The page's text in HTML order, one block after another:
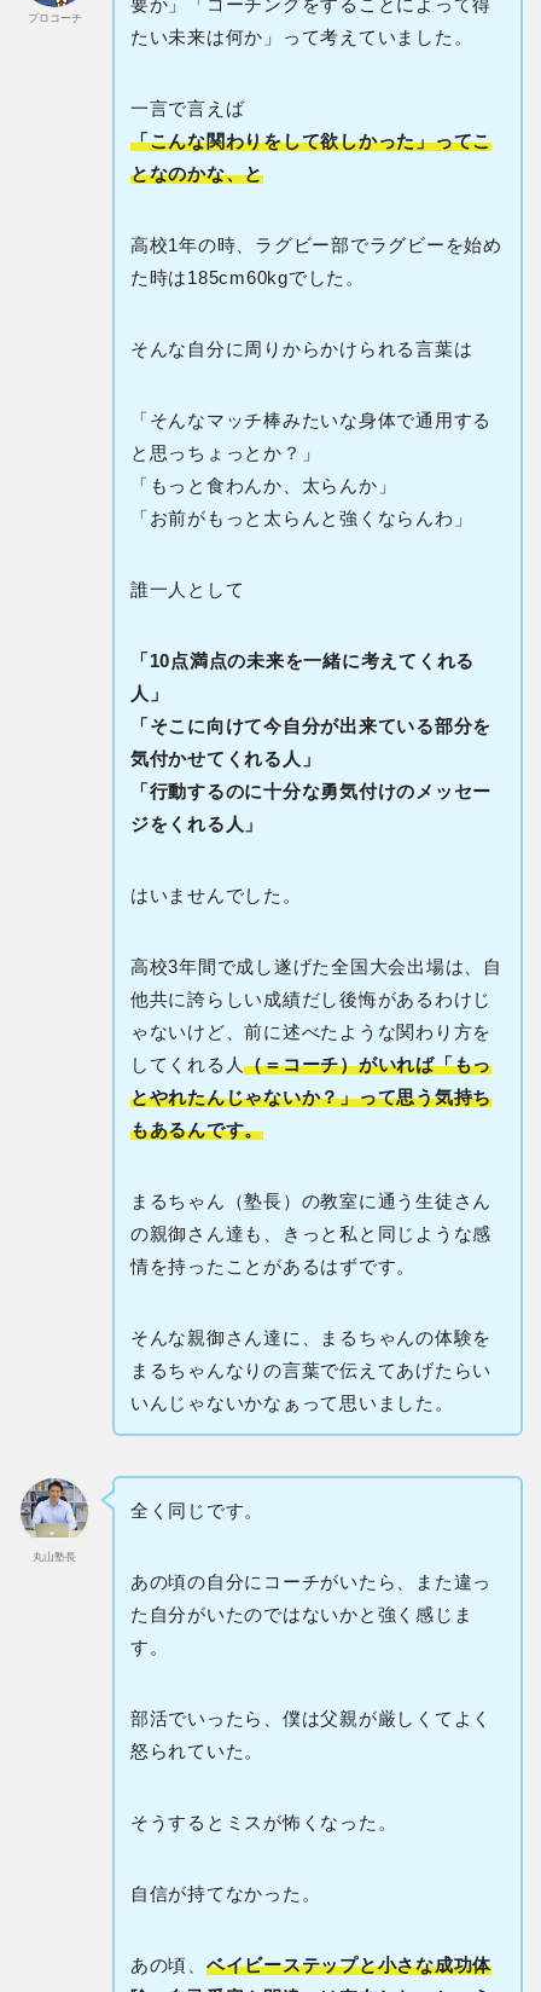
プロコーチ
たい未来は何か」って考えていました。
一言で言えば
「こんな関わりをして欲しかった」ってこ
となのかな、と
高校1年の時、ラグビー部でラグビーを始め
た時は185cm60kgでした。
そんな自分に周りからかけられる言葉は
「そんなマッチ棒みたいな身体で通用する
と思っちょっとか？」
「もっと食わんか、太らんか」
「お前がもっと太らんと強くならんわ」
誰一人として
「10点満点の未来を一緒に考えてくれる
人」
「そこに向けて今自分が出来ている部分を
気付かせてくれる人」
「行動するのに十分な勇気付けのメッセー
ジをくれる人」
はいませんでした。
高校3年間で成し遂げた全国大会出場は、自
他共に誇らしい成績だし後悔があるわけじ
ゃないけど、前に述べたような関わり方を
してくれる人（＝コーチ）がいれば「もっ
とやれたんじゃないか？」って思う気持ち
もあるんです。
まるちゃん（塾長）の教室に通う生徒さん
の親御さん達も、きっと私と同じような感
情を持ったことがあるはずです。
そんな親御さん達に、まるちゃんの体験を
まるちゃんなりの言葉で伝えてあげたらい
いんじゃないかなぁって思いました。
丸山塾長
全く同じです。
あの頃の自分にコーチがいたら、また違っ
た自分がいたのではないかと強く感じま
す。
部活でいったら、僕は父親が厳しくてよく
怒られていた。
そうするとミスが怖くなった。
自信が持てなかった。
あの頃、 ベイビーステップと小さな成功体